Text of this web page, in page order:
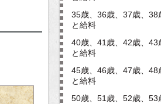
35歳、36歳、37歳、38
と給料
40歳、41歳、42歳、43
と給料
45歳、46歳、47歳、48
と給料
50歳、51歳、52歳、53